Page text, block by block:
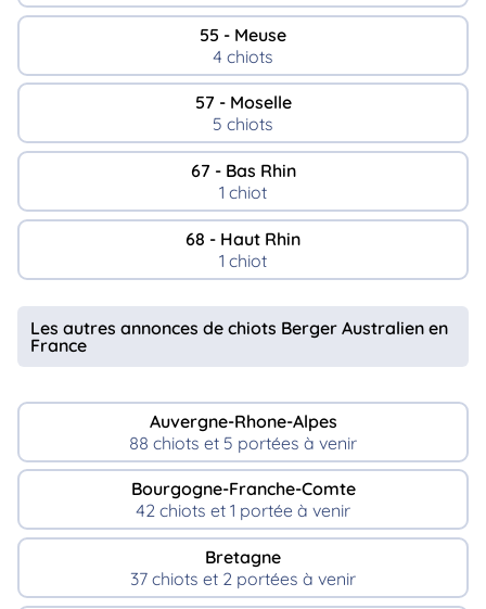
55 - Meuse
4 chiots
57 - Moselle
5 chiots
67 - Bas Rhin
1 chiot
68 - Haut Rhin
1 chiot
Les autres annonces de chiots Berger Australien en
France
Auvergne-Rhone-Alpes
88 chiots et 5 portées à venir
Bourgogne-Franche-Comte
42 chiots et 1 portée à venir
Bretagne
37 chiots et 2 portées à venir